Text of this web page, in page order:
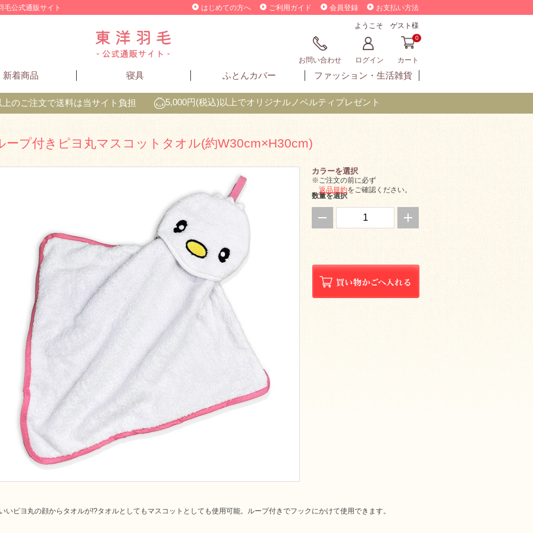
毛公式通販サイト はじめての方へ ご利用ガイド 会員登録 お支払い方法
ようこそ ゲスト様
お問い合わせ ログイン
0
カート
新着商品 寝具 ふとんカバー ファッション・ 生活雑貨
のご注文で送料は当サイト負担 5,000円(税込)以上でオリジナルノベルティプレゼント
ープ付きピヨ丸マスコットタオル(約W30cm×H30cm)
カラーを選択
数量を選択
※ご注文の前に必ず
返品規約をご確認ください。
いピヨ丸の顔からタオルが!?タオルとしてもマスコットとしても使用可能。ループ付きでフックにかけて使用できます。